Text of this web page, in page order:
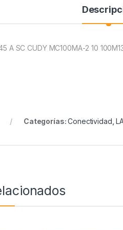
A SC CUDY MC100MA-2 10
Categorías:Conectividad ,